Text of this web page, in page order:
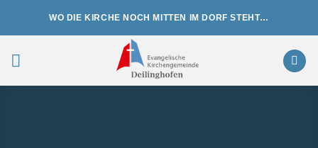
WO DIE KIRCHE NOCH MITTEN IM DORF STEHT…